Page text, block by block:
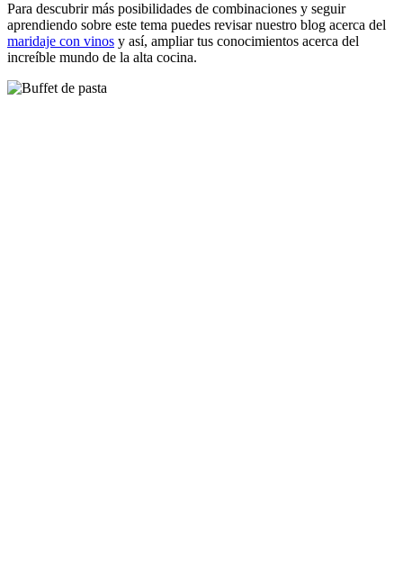
Para descubrir más posibilidades de combinaciones y seguir
aprendiendo sobre este tema puedes revisar nuestro blog acerca del
maridaje con vinos y así, ampliar tus conocimientos acerca del
increíble mundo de la alta cocina.